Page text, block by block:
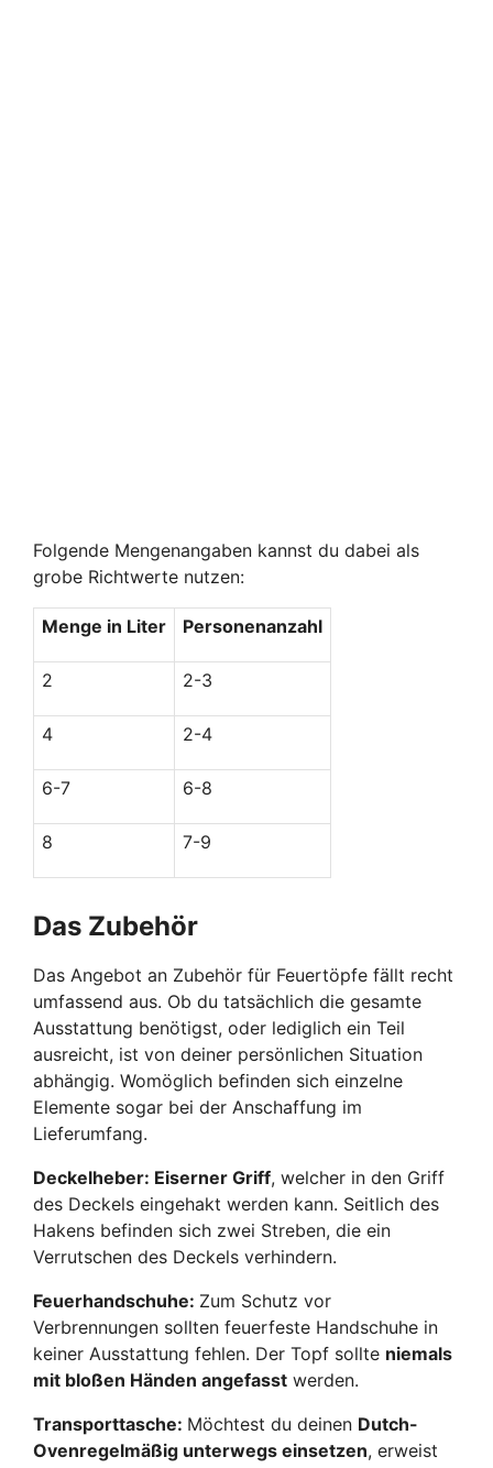
Folgende Mengenangaben kannst du dabei als
grobe Richtwerte nutzen:
Menge in Liter Personenanzahl
2 2-3
4 2-4
6-7 6-8
8 7-9
Das Zubehör
Das Angebot an Zubehör für Feuertöpfe fällt recht
umfassend aus. Ob du tatsächlich die gesamte
Ausstattung benötigst, oder lediglich ein Teil
ausreicht, ist von deiner persönlichen Situation
abhängig. Womöglich befinden sich einzelne
Elemente sogar bei der Anschaffung im
Lieferumfang.
Deckelheber: Eiserner Griff, welcher in den Griff
des Deckels eingehakt werden kann. Seitlich des
Hakens befinden sich zwei Streben, die ein
Verrutschen des Deckels verhindern.
Feuerhandschuhe: Zum Schutz vor
Verbrennungen sollten feuerfeste Handschuhe in
keiner Ausstattung fehlen. Der Topf sollte niemals
mit bloßen Händen angefasst werden.
Transporttasche: Möchtest du deinen Dutch-
Ovenregelmäßig unterwegs einsetzen, erweist